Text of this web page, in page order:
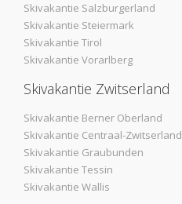
Skivakantie Salzburgerland
Skivakantie Steiermark
Skivakantie Tirol
Skivakantie Vorarlberg
Skivakantie Zwitserland
Skivakantie Berner Oberland
Skivakantie Centraal-Zwitserland
Skivakantie Graubunden
Skivakantie Tessin
Skivakantie Wallis